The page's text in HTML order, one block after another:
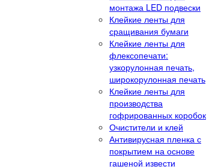
монтажа LED подвески
Клейкие ленты для
сращивания бумаги
Клейкие ленты для
флексопечати:
узкорулонная печать,
широкорулонная печать
Клейкие ленты для
производства
гофрированных коробок
Очистители и клей
Антивирусная пленка с
покрытием на основе
гашеной извести